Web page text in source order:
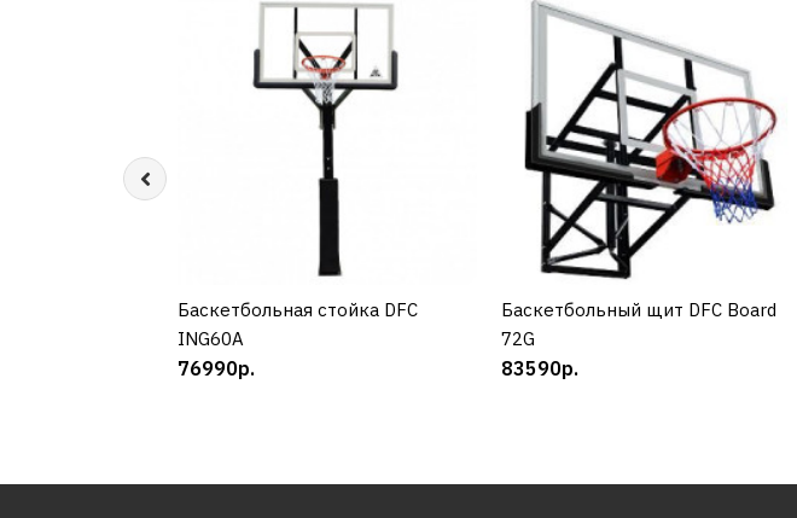
КУПИТЬ
Баскетбольная стойка DFC
ING60A
76990р.
КУПИТЬ
Баскетбольный щит DFC Board
72G
83590р.